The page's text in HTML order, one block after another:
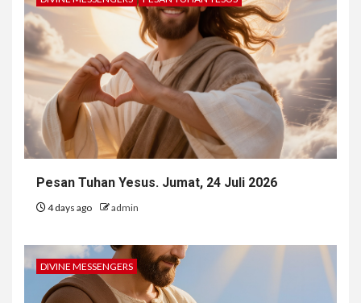
Pesan Tuhan Yesus. Jumat, 24 Juli 2026
4 days ago admin
DIVINE MESSENGERS